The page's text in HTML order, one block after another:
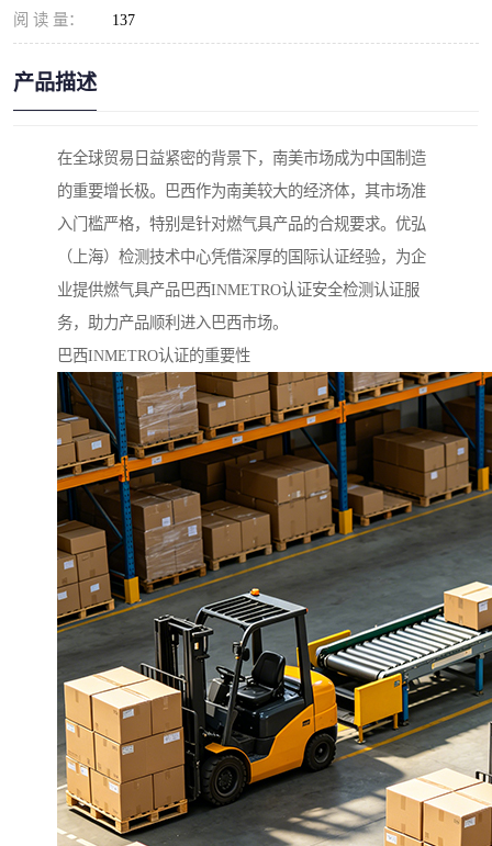
阅 读 量： 137
产品描述
在全球贸易日益紧密的背景下，南美市场成为中国制造
的重要增长极。巴西作为南美较大的经济体，其市场准
入门槛严格，特别是针对燃气具产品的合规要求。优弘
（上海）检测技术中心凭借深厚的国际认证经验，为企
业提供燃气具产品巴西INMETRO认证安全检测认证服
务，助力产品顺利进入巴西市场。
巴西INMETRO认证的重要性